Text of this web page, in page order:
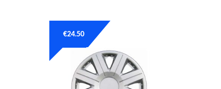
€24.50